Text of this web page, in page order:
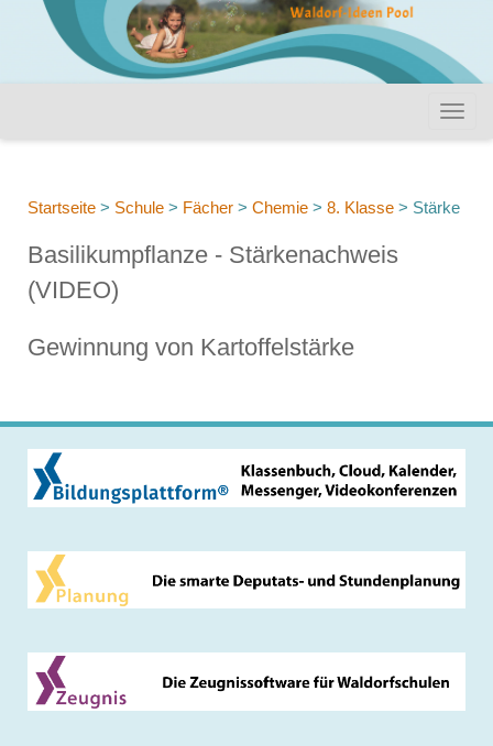
Startseite > Schule > Fächer > Chemie > 8. Klasse > Stärke
Basilikumpflanze - Stärkenachweis
(VIDEO)
Gewinnung von Kartoffelstärke